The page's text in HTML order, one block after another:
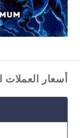
أسعار العملات